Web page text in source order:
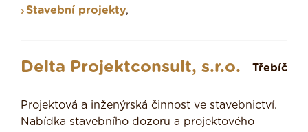
Stavební projekty,
Delta Projektconsult, s.r.o. Třebíč
Projektová a inženýrská činnost ve stavebnictví.
Nabídka stavebního dozoru a projektového